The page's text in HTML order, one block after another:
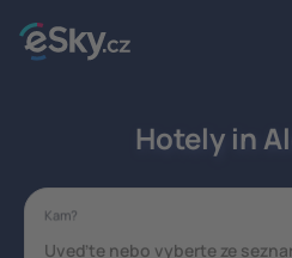
Hotely in